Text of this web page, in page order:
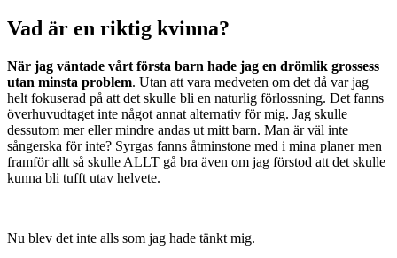
Vad är en riktig kvinna?
När jag väntade vårt första barn hade jag en drömlik grossess
utan minsta problem. Utan att vara medveten om det då var jag
helt fokuserad på att det skulle bli en naturlig förlossning. Det fanns
överhuvudtaget inte något annat alternativ för mig. Jag skulle
dessutom mer eller mindre andas ut mitt barn. Man är väl inte
sångerska för inte? Syrgas fanns åtminstone med i mina planer men
framför allt så skulle ALLT gå bra även om jag förstod att det skulle
kunna bli tufft utav helvete.
Nu blev det inte alls som jag hade tänkt mig.